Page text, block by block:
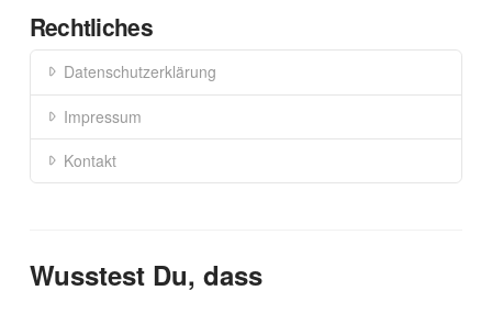
Rechtliches
Datenschutzerklärung
Impressum
Kontakt
Wusstest Du, dass